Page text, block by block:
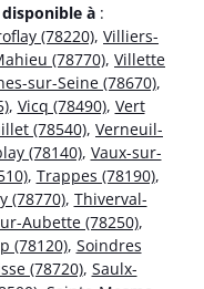
à :
(78220), Villiers-
(78770), Villette
sur-Seine (78670),
, Vicq (78490), Vert
(78540), Verneuil-
(78140), Vaux-sur-
, Trappes (78190),
(78770), Thiverval-
Aubette (78250),
(78120), Soindres
(78720), Saulx-